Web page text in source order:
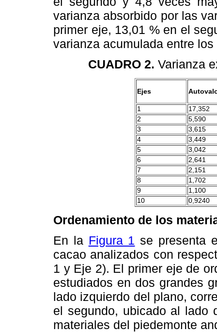
varianza absorbido por las
primer eje, 13,01 % en el
varianza acumulada entre
CUADRO 2. Varianza
Ejes
1
17,352
2
5,590
3
3,615
4
3,449
5
3,042
6
2,641
7
2,151
8
1,702
9
1,100
10
0,9240
Ordenamiento de los
En la Figura 1 se presenta
cacao analizados con
1 y Eje 2). El primer eje de
estudiados en dos grandes
lado izquierdo del plano,
el segundo, ubicado al lado
materiales del piedemonte